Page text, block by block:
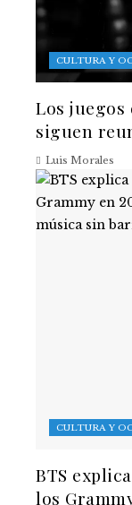
CULTURA Y
Los juegos
siguen
Luis Morales
CULTURA Y
BTS
los